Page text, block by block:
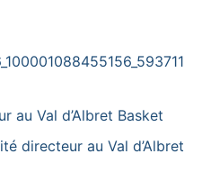
au Val d’Albret Basket
directeur au Val d’Albret